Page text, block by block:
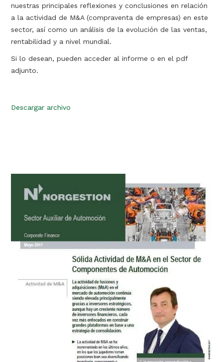
nuestras principales reflexiones y conclusiones en relación
a la actividad de M&A (compraventa de empresas) en este
sector, así como un análisis de la evolución de las ventas,
rentabilidad y a nivel mundial.
Si lo desean, pueden acceder al informe o en el pdf
adjunto.
Descargar archivo